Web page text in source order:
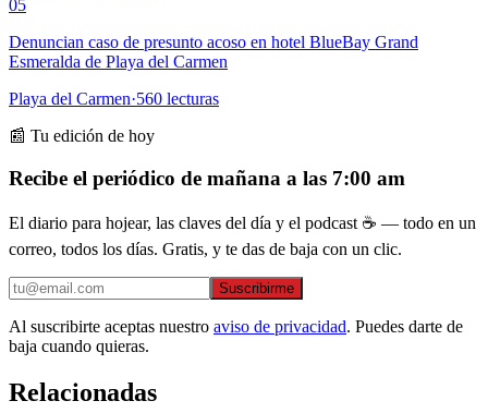
05
Denuncian caso de presunto acoso en hotel BlueBay Grand
Esmeralda de Playa del Carmen
Playa del Carmen·560 lecturas
📰 Tu edición de hoy
Recibe el periódico de mañana a las 7:00 am
El diario para hojear, las claves del día y el podcast ☕ — todo en un
correo, todos los días. Gratis, y te das de baja con un clic.
Suscribirme
Al suscribirte aceptas nuestro aviso de privacidad. Puedes darte de
baja cuando quieras.
Relacionadas